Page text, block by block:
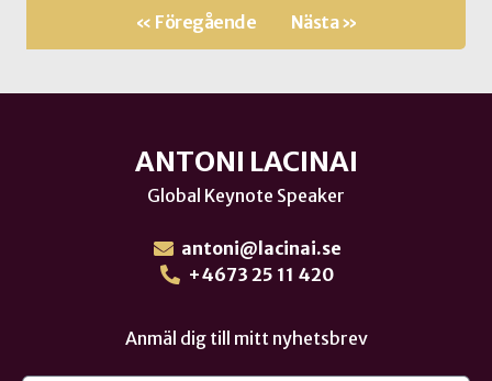
« Föregående Nästa »
ANTONI LACINAI
Global Keynote Speaker
antoni@lacinai.se
+4673 25 11 420
Anmäl dig till mitt nyhetsbrev